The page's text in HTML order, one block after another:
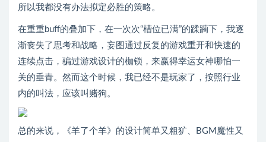
所以我都没有办法拟定必胜的策略。
在重重buff的叠加下，在一次次“槽位已满”的蹂躏下，我逐
渐丧失了思考和战略，妄图通过反复的游戏重开和快速的
连续点击，骗过游戏设计的枷锁，来赢得幸运女神哪怕一
关的垂青。然而这个时候，我已经不是玩家了，按照行业
内的叫法，应该叫赌狗。
总的来说，《羊了个羊》的设计简单又粗犷、BGM魔性又